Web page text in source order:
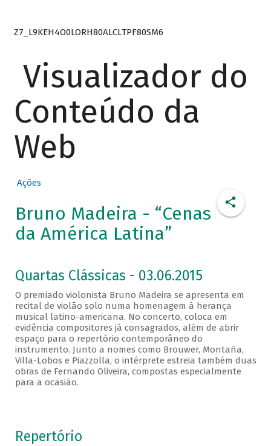
Z7_L9KEH4O0LORH80ALCLTPF80SM6
Visualizador do
Conteúdo da
Web
Ações
Bruno Madeira - “Cenas
da América Latina”
Quartas Clássicas - 03.06.2015
O premiado violonista Bruno Madeira se apresenta em
recital de violão solo numa homenagem à herança
musical latino-americana. No concerto, coloca em
evidência compositores já consagrados, além de abrir
espaço para o repertório contemporâneo do
instrumento. Junto a nomes como Brouwer, Montaña,
Villa-Lobos e Piazzolla, o intérprete estreia também duas
obras de Fernando Oliveira, compostas especialmente
para a ocasião.
Repertório